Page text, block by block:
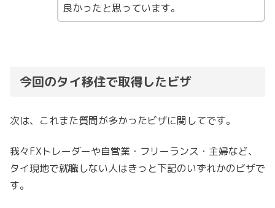
良かったと思っています。
今回のタイ移住で取得したビザ
次は、これまた質問が多かったビザに関してです。
我々FXトレーダーや自営業・フリーランス・主婦など、
タイ現地で就職しない人はきっと下記のいずれかのビザで
す。